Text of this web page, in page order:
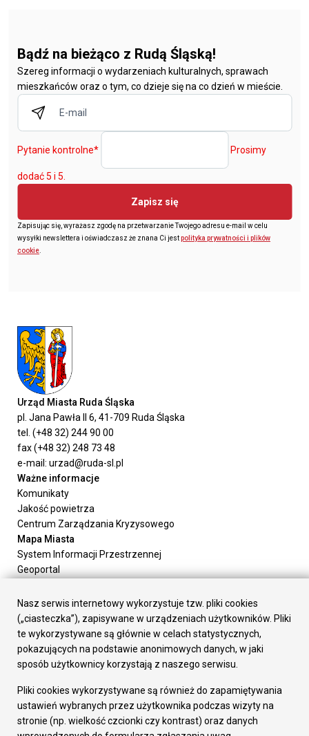
Bądź na bieżąco z Rudą Śląską!
Szereg informacji o wydarzeniach kulturalnych, sprawach
mieszkańców oraz o tym, co dzieje się na co dzień w mieście.
Pytanie kontrolne* Prosimy
dodać 5 i 5.
Zapisz się
Zapisując się, wyrażasz zgodę na przetwarzanie Twojego adresu e-mail w celu
wysyłki newslettera i oświadczasz że znana Ci jestpolityka prywatności i plików
cookie
Urząd Miasta Ruda Śląska
pl. Jana Pawła II 6, 41-709 Ruda Śląska
tel. (+48 32) 244 90 00
fax (+48 32) 248 73 48
e-mail: urzad@ruda-sl.pl
Ważne informacje
Komunikaty
Jakość powietrza
Centrum Zarządzania Kryzysowego
Mapa Miasta
System Informacji Przestrzennej
Geoportal
Załatw sprawę
Prezydent Miasta
Rada Miasta
Wydziały
Elektroniczna Skrzynka Podawcza
Gospodarka
Fundusze europejskie
Środki krajowe
Nasz serwis internetowy wykorzystuje tzw. pliki cookies
(„ciasteczka”), zapisywane w urządzeniach użytkowników. Pliki
te wykorzystywane są głównie w celach statystycznych,
pokazujących na podstawie anonimowych danych, w jaki
sposób użytkownicy korzystają z naszego serwisu.
Pliki cookies wykorzystywane są również do zapamiętywania
ustawień wybranych przez użytkownika podczas wizyty na
stronie (np. wielkość czcionki czy kontrast) oraz danych